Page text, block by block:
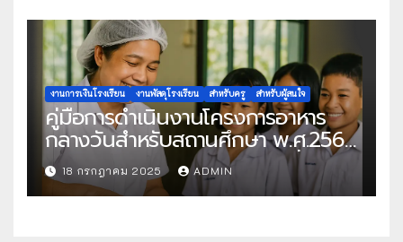
งานการเงินโรงเรียน งานพัสดุโรงเรียน สำหรับครู สำหรับผู้สนใจ
คู่มือการดำเนินงานโครงการอาหาร
กลางวันสำหรับสถานศึกษา พ.ศ.2568
แนวทางครบถ้วนสู่การจัดการที่มี
ประสิทธิภาพ
18 กรกฎาคม 2025 ADMIN